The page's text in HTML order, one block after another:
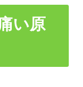
い原